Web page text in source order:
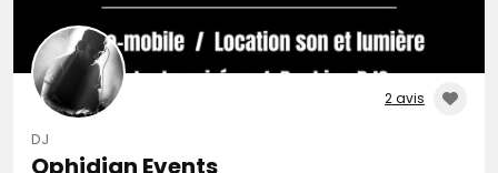
2 avis
DJ
Ophidian Events